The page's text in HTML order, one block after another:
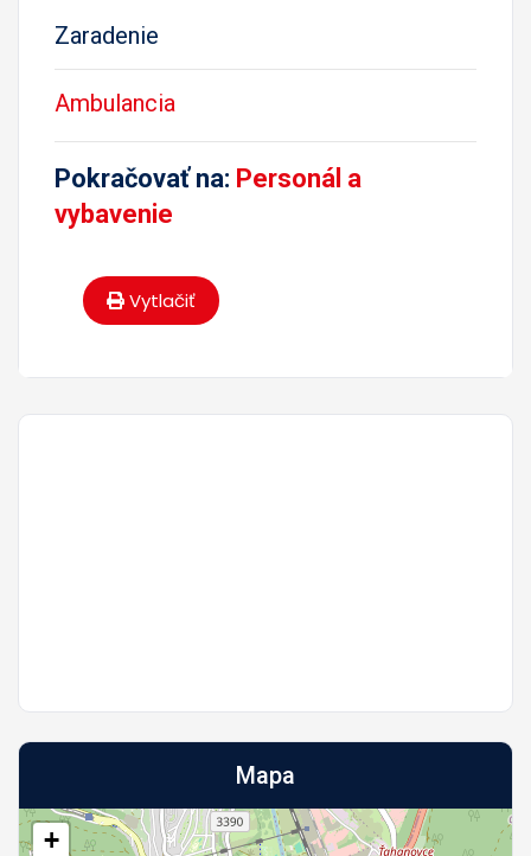
Zaradenie
Ambulancia
Pokračovať na: Personál a
vybavenie
Vytlačiť
Mapa
+